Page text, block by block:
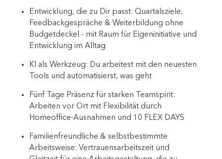
Entwicklung, die zu Dir passt: Quartalsziele,
Feedbackgespräche & Weiterbildung ohne
Budgetdeckel - mit Raum für Eigeninitiative und
Entwicklung im Alltag
KI als Werkzeug: Du arbeitest mit den neuesten
Tools und automatisierst, was geht
Fünf Tage Präsenz für starken Teamspirit:
Arbeiten vor Ort mit Flexibilität durch
Homeoffice-Ausnahmen und 10 FLEX DAYS
Familienfreundliche & selbstbestimmte
Arbeitsweise: Vertrauensarbeitszeit und